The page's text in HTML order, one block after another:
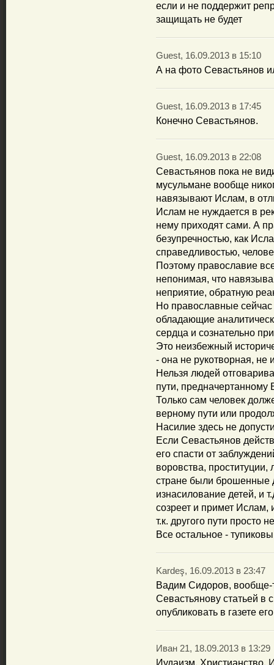
если и не поддержит
защищать не будет
Guest, 16.09.2013 в 15:10
А на фото Севастьянов
Guest, 16.09.2013 в 17:45
Конечно Севастьянов.
Guest, 16.09.2013 в 22:08
Севастьянов пока не
мусульмане вообще
навязывают Ислам, в
Ислам не нуждается в
нему приходят сами. А
безупречностью, как
справедливостью,
Поэтому православие
непонимая, что
неприятие, обратную
Но православные
обладающие
сердца и сознательно
Это неизбежный
- она не рукотворная, не
Нельзя людей
пути, предначертанному
Только сам человек
верному пути или
Насилие здесь не
Если Севастьянов
его спасти от
воровства, проституции,
стране были брошенные
изнасилование детей, и
созреет и примет Ислам,
т.к. другого пути просто
Все остальное -
Kardeş, 16.09.2013 в 23:47
Вадим Сидоров, вообще-
Севастьянову статьей в
опубликовать в газете
Иван 21, 18.09.2013 в 13:29
Иудаизм, Христианство,